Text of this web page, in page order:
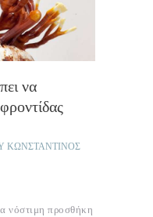
να
ΚΩΝΣΤΑΝΤΊΝΟΣ
νόστιμη προσθήκη